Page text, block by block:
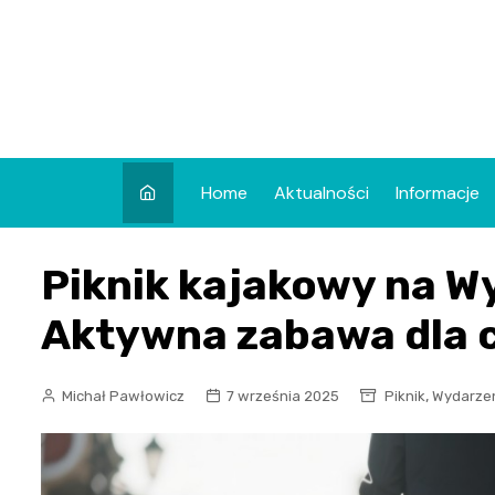
Home Aktualności Informacje
Piknik kajakowy na
Aktywna zabawa dla
Michał Pawłowicz 7 września 2025 Piknik,